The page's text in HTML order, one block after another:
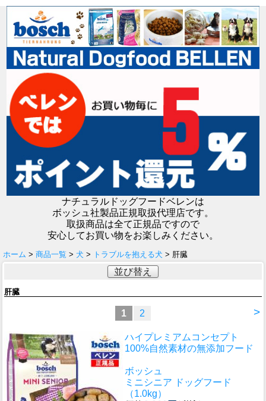
ナチュラルドッグフードベレンは
ボッシュ社製品正規取扱代理店です。
取扱商品は全て正規品ですので
安心してお買い物をお楽しみください。
ホーム > 商品一覧 > 犬 > トラブルを抱える犬 > 肝臓
並び替え
肝臓
>
1 2
ハイプレミアムコンセプト
100%自然素材の無添加フード
ボッシュ
ミニシニア ドッグフード
（1.0kg）